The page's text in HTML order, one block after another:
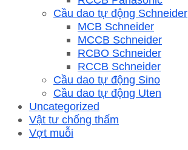
Cầu dao tự động Schneider
MCB Schneider
MCCB Schneider
RCBO Schneider
RCCB Schneider
Cầu dao tự động Sino
Cầu dao tự động Uten
Uncategorized
Vật tư chống thấm
Vợt muỗi